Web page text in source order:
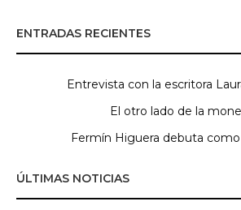
ENTRADAS RECIENTES
Entrevista con la escritora
El otro lado de la
Fermín Higuera debuta
ÚLTIMAS NOTICIAS